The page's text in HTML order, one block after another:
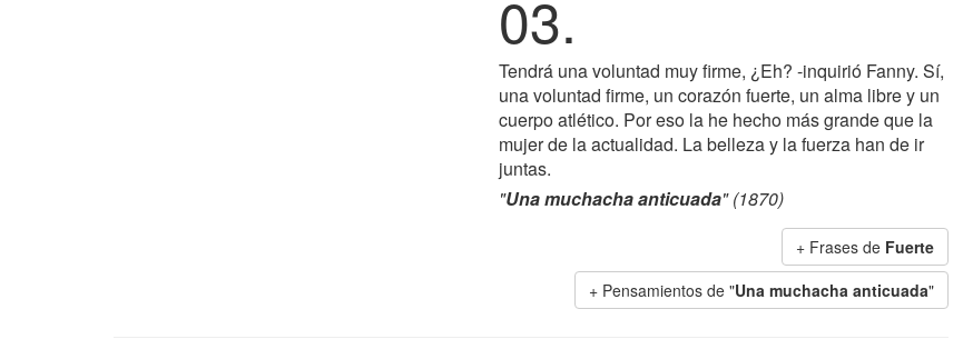
03.
Tendrá una voluntad muy firme, ¿Eh? -inquirió Fanny. Sí,
una voluntad firme, un corazón fuerte, un alma libre y un
cuerpo atlético. Por eso la he hecho más grande que la
mujer de la actualidad. La belleza y la fuerza han de ir
juntas.
"Una muchacha anticuada" (1870)
+ Frases de Fuerte
+ Pensamientos de "Una muchacha anticuada"